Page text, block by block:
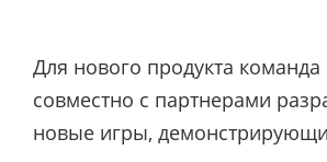
Для нового продукта команда
совместно с партнерами
новые игры,